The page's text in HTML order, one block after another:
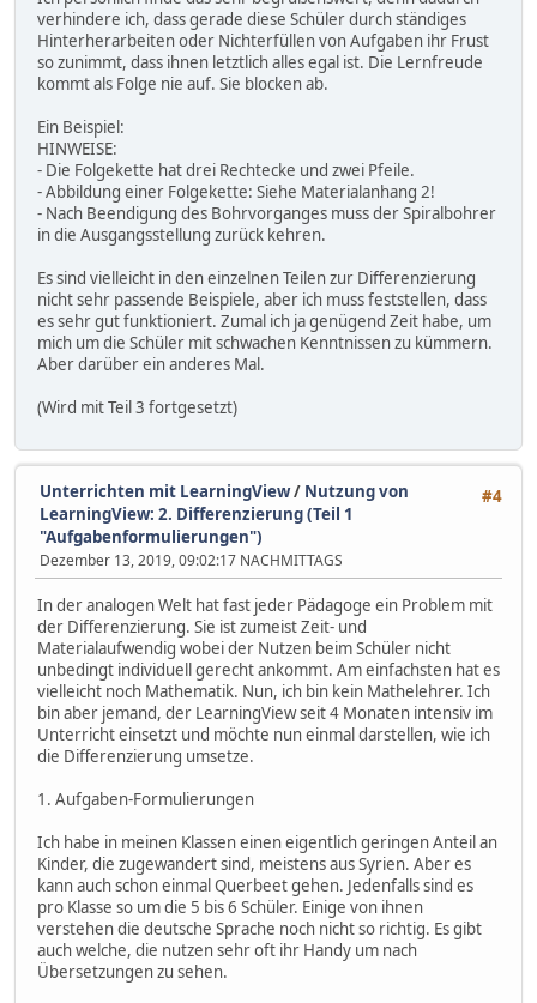
verhindere ich, dass gerade diese Schüler durch ständiges
Hinterherarbeiten oder Nichterfüllen von Aufgaben ihr Frust
so zunimmt, dass ihnen letztlich alles egal ist. Die Lernfreude
kommt als Folge nie auf. Sie blocken ab.
Ein Beispiel:
HINWEISE:
- Die Folgekette hat drei Rechtecke und zwei Pfeile.
- Abbildung einer Folgekette: Siehe Materialanhang 2!
- Nach Beendigung des Bohrvorganges muss der Spiralbohrer
in die Ausgangsstellung zurück kehren.
Es sind vielleicht in den einzelnen Teilen zur Differenzierung
nicht sehr passende Beispiele, aber ich muss feststellen, dass
es sehr gut funktioniert. Zumal ich ja genügend Zeit habe, um
mich um die Schüler mit schwachen Kenntnissen zu kümmern.
Aber darüber ein anderes Mal.
(Wird mit Teil 3 fortgesetzt)
#4
Unterrichten mit LearningView/ Nutzung von
LearningView: 2. Differenzierung (Teil 1
"Aufgabenformulierungen")
Dezember 13, 2019, 09:02:17 NACHMITTAGS
In der analogen Welt hat fast jeder Pädagoge ein Problem mit
der Differenzierung. Sie ist zumeist Zeit- und
Materialaufwendig wobei der Nutzen beim Schüler nicht
unbedingt individuell gerecht ankommt. Am einfachsten hat es
vielleicht noch Mathematik. Nun, ich bin kein Mathelehrer. Ich
bin aber jemand, der LearningView seit 4 Monaten intensiv im
Unterricht einsetzt und möchte nun einmal darstellen, wie ich
die Differenzierung umsetze.
1. Aufgaben-Formulierungen
Ich habe in meinen Klassen einen eigentlich geringen Anteil an
Kinder, die zugewandert sind, meistens aus Syrien. Aber es
kann auch schon einmal Querbeet gehen. Jedenfalls sind es
pro Klasse so um die 5 bis 6 Schüler. Einige von ihnen
verstehen die deutsche Sprache noch nicht so richtig. Es gibt
auch welche, die nutzen sehr oft ihr Handy um nach
Übersetzungen zu sehen.